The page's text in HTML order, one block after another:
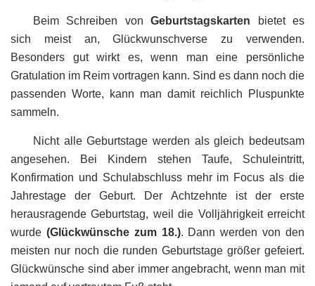
Beim Schreiben vonGeburtstagskarten bietet es
sich meist an, Glückwunschverse zu verwenden.
Besonders gut wirkt es, wenn man eine persönliche
Gratulation im Reim vortragen kann. Sind es dann noch die
passenden Worte, kann man damit reichlich Pluspunkte
sammeln.
Nicht alle Geburtstage werden als gleich bedeutsam
angesehen. Bei Kindern stehen Taufe, Schuleintritt,
Konfirmation und Schulabschluss mehr im Focus als die
Jahrestage der Geburt. Der Achtzehnte ist der erste
herausragende Geburtstag, weil die Volljährigkeit erreicht
wurde (Glückwünsche zum 18.). Dann werden von den
meisten nur noch die runden Geburtstage größer gefeiert.
Glückwünsche sind aber immer angebracht, wenn man mit